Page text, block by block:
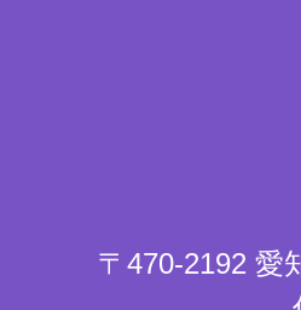
〒470-2192 愛